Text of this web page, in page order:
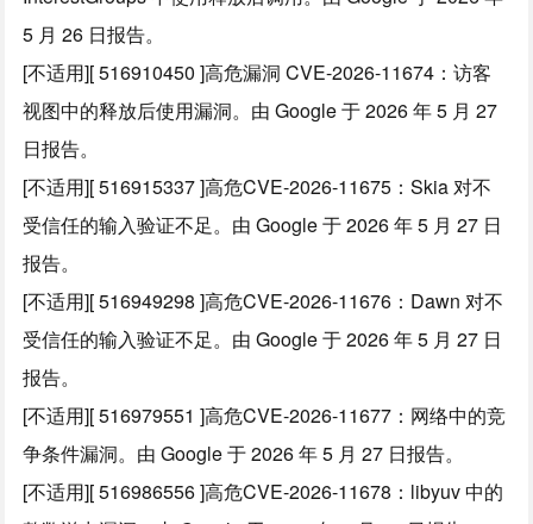
5 月 26 日报告。
[不适用][ 516910450 ]高危漏洞 CVE-2026-11674：访客
视图中的释放后使用漏洞。由 Google 于 2026 年 5 月 27
日报告。
[不适用][ 516915337 ]高危CVE-2026-11675：Skia 对不
受信任的输入验证不足。由 Google 于 2026 年 5 月 27 日
报告。
[不适用][ 516949298 ]高危CVE-2026-11676：Dawn 对不
受信任的输入验证不足。由 Google 于 2026 年 5 月 27 日
报告。
[不适用][ 516979551 ]高危CVE-2026-11677：网络中的竞
争条件漏洞。由 Google 于 2026 年 5 月 27 日报告。
[不适用][ 516986556 ]高危CVE-2026-11678：libyuv 中的